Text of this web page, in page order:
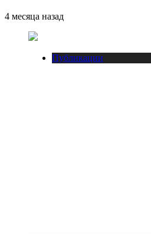
4 месяца назад
Публикации